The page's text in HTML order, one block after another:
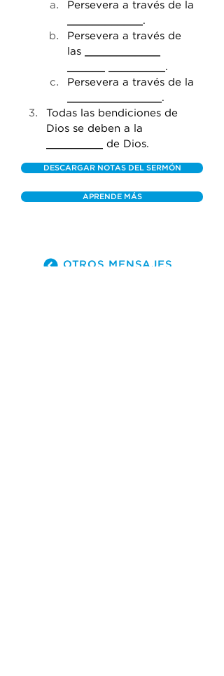
Persevera a través de la
.
Persevera a través de
las
.
Persevera a través de la
.
Todas las bendiciones de
Dios se deben a la
de Dios.
DESCARGAR NOTAS DEL SERMÓN
APRENDE MÁS
OTROS MENSAJES